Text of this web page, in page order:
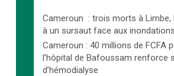
Cameroun : trois morts à Limbe,
à un sursaut face aux inondations
Cameroun : 40 millions de FCFA
l’hôpital de Bafoussam renforce
d’hémodialyse